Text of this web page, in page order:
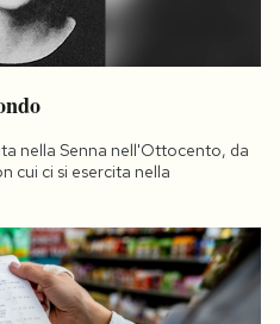
nella Senna nell'Ottocento, da
cui ci si esercita nella